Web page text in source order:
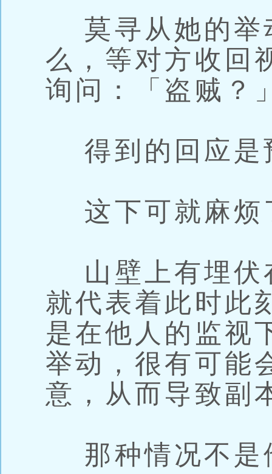
莫寻从她的举
么，等对方收回
询问：「盗贼？
得到的回应是
这下可就麻烦
山壁上有埋伏
就代表着此时此
是在他人的监视
举动，很有可能
意，从而导致副
那种情况不是